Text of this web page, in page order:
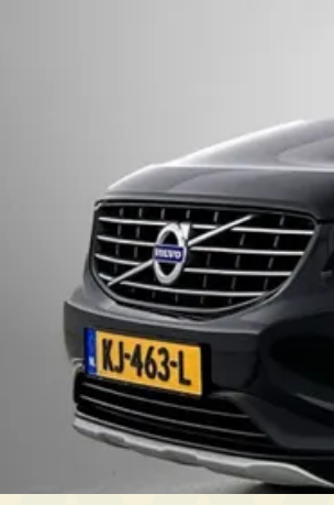
Scherp geprijsd
2016 · 140.135 km · Benzine · Automaat
Van Roosmalen Veldhoven· Veldhoven
3755 dagen geleden geplaatst
Bekijk aanbieding →